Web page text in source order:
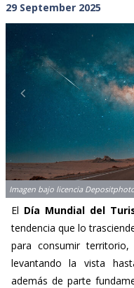
29 September 2025
Imagen bajo licencia
Previous
El Día Mundial del
tendencia que lo
para consumir
levantando la vista
además de parte